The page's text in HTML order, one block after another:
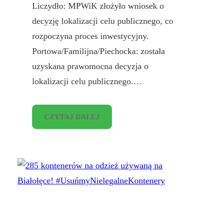
Liczydło: MPWiK złożyło wniosek o
decyzję lokalizacji celu publicznego, co
rozpoczyna proces inwestycyjny.
Portowa/Familijna/Piechocka: została
uzyskana prawomocna decyzja o
lokalizacji celu publicznego.…
CZYTAJ DALEJ